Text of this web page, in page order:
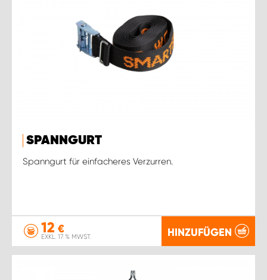
SPANNGURT
Spanngurt für einfacheres Verzurren.
12 €
EXKL. 17 % MWST. HINZUFÜGEN